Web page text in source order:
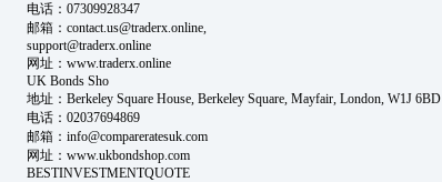
电话：07309928347
邮箱：contact.us@traderx.online,
support@traderx.online
网址：www.traderx.online
UK Bonds Sho
地址：Berkeley Square House, Berkeley Square, Mayfair, London, W1J 6BD
电话：02037694869
邮箱：info@compareratesuk.com
网址：www.ukbondshop.com
BESTINVESTMENTQUOTE